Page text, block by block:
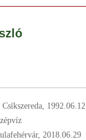
Csíkszereda, 1992.06.12
2018.06.29